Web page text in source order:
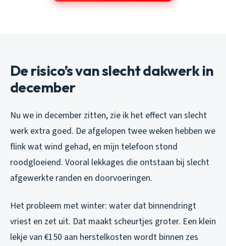
De risico’s van slecht dakwerk in
december
Nu we in december zitten, zie ik het effect van slecht
werk extra goed. De afgelopen twee weken hebben we
flink wat wind gehad, en mijn telefoon stond
roodgloeiend. Vooral lekkages die ontstaan bij slecht
afgewerkte randen en doorvoeringen.
Het probleem met winter: water dat binnendringt
vriest en zet uit. Dat maakt scheurtjes groter. Een klein
lekje van €150 aan herstelkosten wordt binnen zes